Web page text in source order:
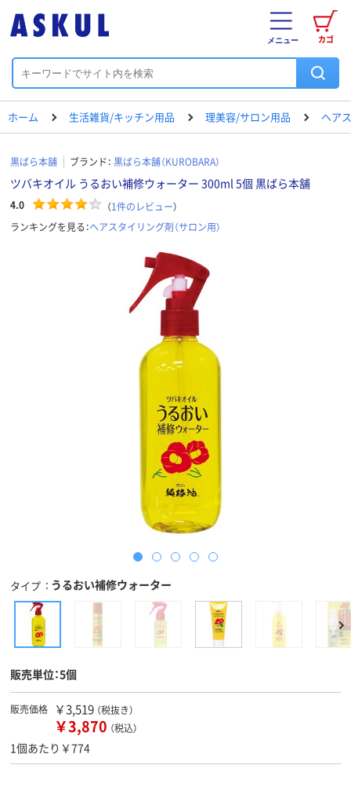
カゴ
メニュー
ホーム 生活雑貨/キッチン用品 理美容/サロン用品 ヘア
黒ばら本舗 ブランド： 黒ばら本舗（KUROBARA）
ツバキオイル うるおい補修ウォーター 300ml 5個 黒ばら本舗
4.0 （1件のレビュー）
ランキングを見る：ヘアスタイリング剤（サロン用）
タイプ うるおい補修ウォーター
販売単位：5個
販売価格 ￥3,519 （税抜き）
￥3,870 （税込）
1個あたり￥774